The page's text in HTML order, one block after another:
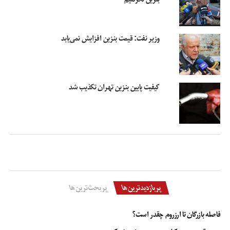
سال آینده افزایش درآمدهای مالیاتی با تعریف پایه‌های جدید و احتمالا حذف
یارانه‌های پنهان در برخی بخش‌ها خواهد بود.
در حالی این روزها دولت حذف یارانه‌ نقدی را در دستور کار دارد که نتایج نشان داده
معترضان به حذف یارانه، افراد حاضر در دهک‌های بالای درآمدی هستند که گردش
چند میلیاردی مالی دارند، این افراد نه تنها از یارانه بالای پنهانی برخوردار می‌شوند
که راضی به از دست دادن یارانه نقدی ۴۵ هزار و ۵۰۰ تومانی هم نیستند!
ارائه بنزین با کارت سوخت
وزیر نفت: قیمت بنزین افزایش نمی‌یابد
کیفیت پایین بنزین تهران تکذیب شد
پربازدیدترین‌ها پربحث‌ترین‌ها
فاصله بازرگان تا ارزروم چقدر است؟